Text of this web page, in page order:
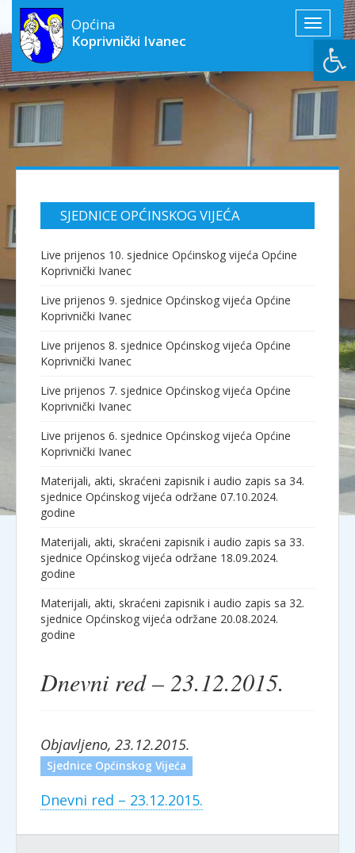
Toggle
Općina
Koprivnički Ivanec
SJEDNICE OPĆINSKOG VIJEĆA
Live prijenos 10. sjednice Općinskog vijeća Općine
Koprivnički Ivanec
Live prijenos 9. sjednice Općinskog vijeća Općine
Koprivnički Ivanec
Live prijenos 8. sjednice Općinskog vijeća Općine
Koprivnički Ivanec
Live prijenos 7. sjednice Općinskog vijeća Općine
Koprivnički Ivanec
Live prijenos 6. sjednice Općinskog vijeća Općine
Koprivnički Ivanec
Materijali, akti, skraćeni zapisnik i audio zapis sa 34.
sjednice Općinskog vijeća održane 07.10.2024.
godine
Materijali, akti, skraćeni zapisnik i audio zapis sa 33.
sjednice Općinskog vijeća održane 18.09.2024.
godine
Materijali, akti, skraćeni zapisnik i audio zapis sa 32.
sjednice Općinskog vijeća održane 20.08.2024.
godine
Dnevni red – 23.12.2015.
Objavljeno, 23.12.2015.
Sjednice Općinskog Vijeća
Dnevni red – 23.12.2015.